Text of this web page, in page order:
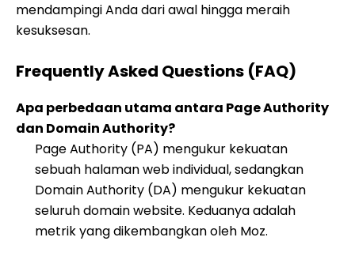
mendampingi Anda dari awal hingga meraih
kesuksesan.
Frequently Asked Questions (FAQ)
Apa perbedaan utama antara Page Authority
dan Domain Authority?
Page Authority (PA) mengukur kekuatan
sebuah halaman web individual, sedangkan
Domain Authority (DA) mengukur kekuatan
seluruh domain website. Keduanya adalah
metrik yang dikembangkan oleh Moz.